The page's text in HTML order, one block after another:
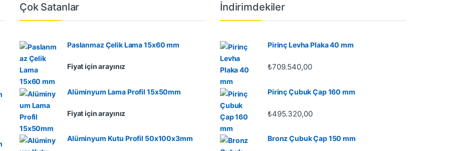
Çok Satanlar
Paslanmaz Çelik Lama 15x60 mm
Fiyat için arayınız
Alüminyum Lama Profil 15x50mm
Fiyat için arayınız
Alüminyum Kutu Profil 50x100x3mm
İndirimdekiler
Pirinç Levha Plaka 40 mm
₺709.540,00
Pirinç Çubuk Çap 160 mm
₺495.320,00
Bronz Çubuk Çap 150 mm